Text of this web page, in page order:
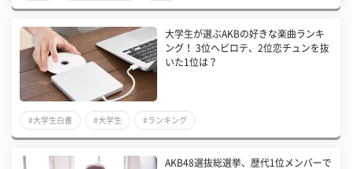
大学生が選ぶAKBの好きな楽曲ランキ
ング！ 3位ヘビロテ、2位恋チュンを抜
いた1位は？
#大学生白書 #大学生 #ランキング
AKB48選抜総選挙、歴代1位メンバーで